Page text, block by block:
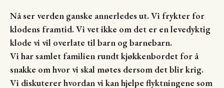
Nå ser verden ganske annerledes ut. Vi frykter for
klodens framtid. Vi vet ikke om det er en levedyktig
klode vi vil overlate til barn og barnebarn.
Vi har samlet familien rundt kjøkkenbordet for å
snakke om hvor vi skal møtes dersom det blir krig.
Vi diskuterer hvordan vi kan hjelpe flyktningene som